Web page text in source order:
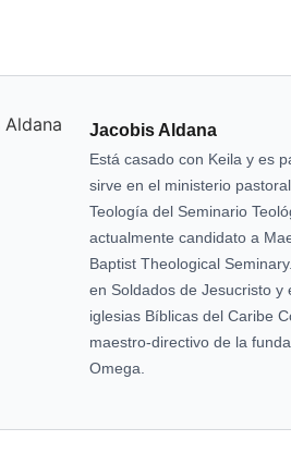
Jacobis Aldana
Está casado con Keila y es
sirve en el ministerio
Teología del Seminario
actualmente candidato a
Baptist Theological
en Soldados de Jesucristo
iglesias Bíblicas del Caribe
maestro-directivo de la
Omega.